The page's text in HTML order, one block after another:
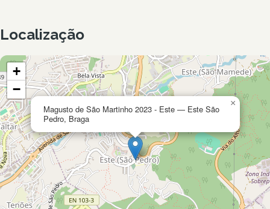
Localização
Magusto de São Martinho 2023 - Este — Este São
Pedro, Braga
×
+
−